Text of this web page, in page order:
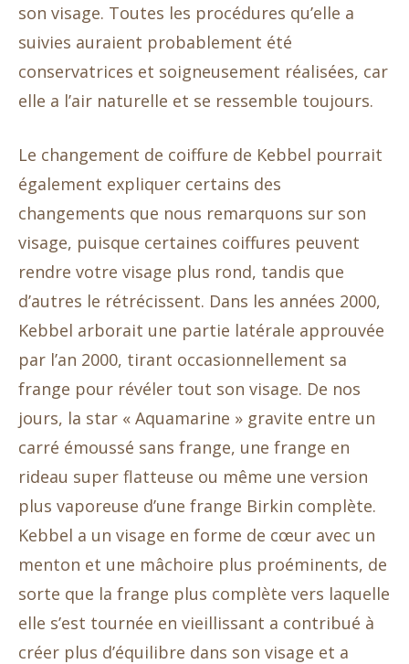
son visage. Toutes les procédures qu’elle a
suivies auraient probablement été
conservatrices et soigneusement réalisées, car
elle a l’air naturelle et se ressemble toujours.
Le changement de coiffure de Kebbel pourrait
également expliquer certains des
changements que nous remarquons sur son
visage, puisque certaines coiffures peuvent
rendre votre visage plus rond, tandis que
d’autres le rétrécissent. Dans les années 2000,
Kebbel arborait une partie latérale approuvée
par l’an 2000, tirant occasionnellement sa
frange pour révéler tout son visage. De nos
jours, la star « Aquamarine » gravite entre un
carré émoussé sans frange, une frange en
rideau super flatteuse ou même une version
plus vaporeuse d’une frange Birkin complète.
Kebbel a un visage en forme de cœur avec un
menton et une mâchoire plus proéminents, de
sorte que la frange plus complète vers laquelle
elle s’est tournée en vieillissant a contribué à
créer plus d’équilibre dans son visage et a